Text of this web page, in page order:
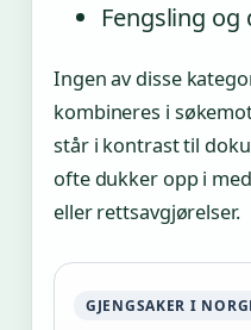
Fengsling
Ingen av disse
kombineres i
står i kontrast til
ofte dukker opp i
eller rettsavgjørelser.
GJENGSAKER I